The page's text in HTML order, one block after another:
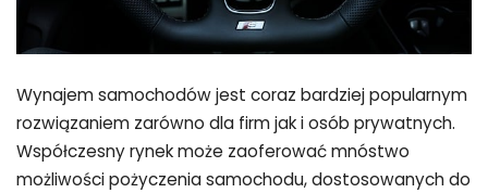
Wynajem samochodów jest coraz bardziej popularnym
rozwiązaniem zarówno dla firm jak i osób prywatnych.
Współczesny rynek może zaoferować mnóstwo
możliwości pożyczenia samochodu, dostosowanych do